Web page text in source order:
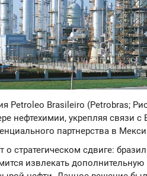
Petroleo Brasileiro (Petrobras;
нефтехимии, укрепляя связи с
партнерства в
о стратегическом сдвиге:
извлекать